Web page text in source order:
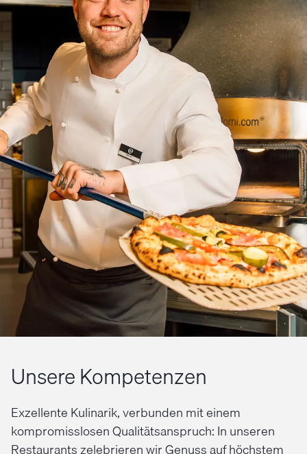
Unsere Kompetenzen
Exzellente Kulinarik, verbunden mit einem
kompromisslosen Qualitätsanspruch: In unseren
Restaurants zelebrieren wir Genuss auf höchstem